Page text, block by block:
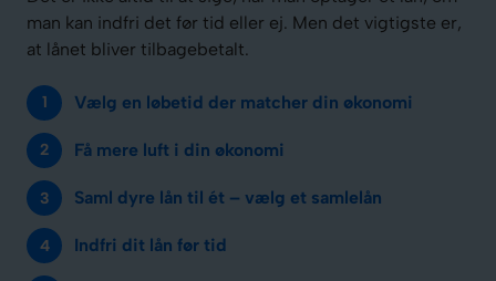
man kan indfri det før tid eller ej. Men det vigtigste er,
at lånet bliver tilbagebetalt.
Vælg en løbetid der matcher din økonomi
Få mere luft i din økonomi
Saml dyre lån til ét – vælg et samlelån
Indfri dit lån før tid